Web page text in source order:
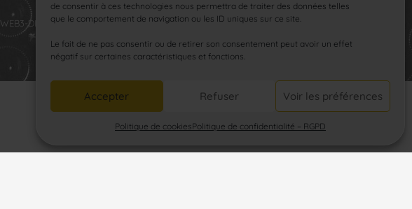
de consentir à ces technologies nous permettra de traiter des données telles
que le comportement de navigation ou les ID uniques sur ce site.
Le fait de ne pas consentir ou de retirer son consentement peut avoir un effet
négatif sur certaines caractéristiques et fonctions.
Accepter Refuser Voir les préférences
Politique de cookiesPolitique de confidentialité – RGPD
WEB3-DESIGN.